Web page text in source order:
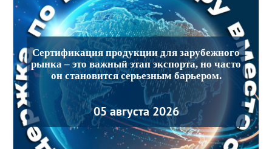
Сертификация продукции для зарубежного
рынка – это важный этап экспорта, но часто
он становится серьезным барьером.
05 августа 2026